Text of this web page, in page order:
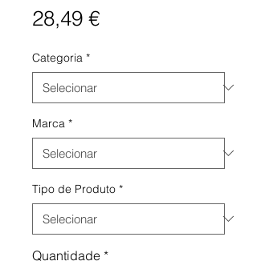
28,49 €Preço
Categoria *
Marca *
Tipo de Produto *
Quantidade *